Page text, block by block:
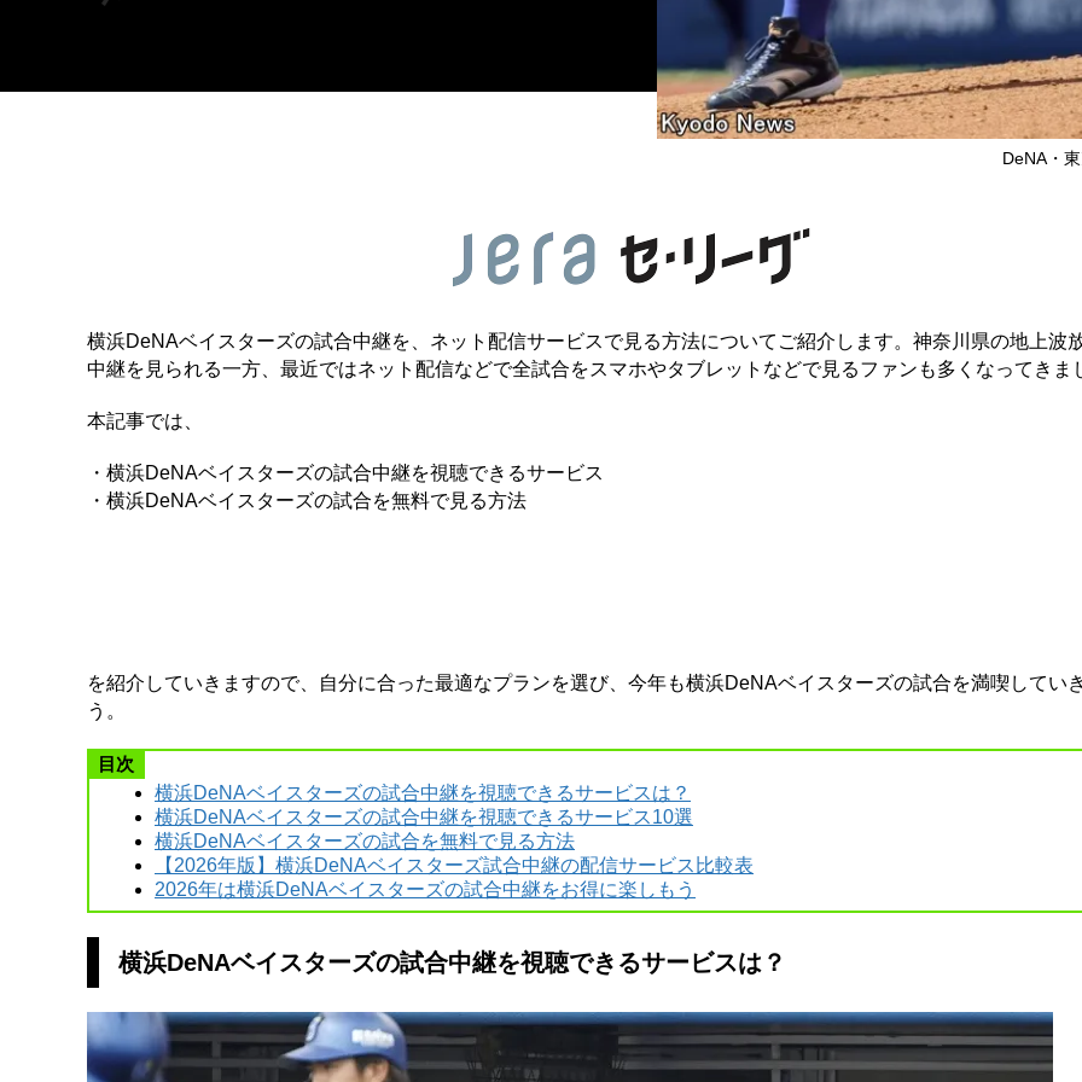
DeNA・
横浜DeNAベイスターズの試合中継を、ネット配信サービスで見る方法についてご紹介します。神奈川県の地上波
中継を見られる一方、最近ではネット配信などで全試合をスマホやタブレットなどで見るファンも多くなってきま
本記事では、
・横浜DeNAベイスターズの試合中継を視聴できるサービス
・横浜DeNAベイスターズの試合を無料で見る方法
を紹介していきますので、自分に合った最適なプランを選び、今年も横浜DeNAベイスターズの試合を満喫してい
う。
目次
横浜DeNAベイスターズの試合中継を視聴できるサービスは？
横浜DeNAベイスターズの試合中継を視聴できるサービス10選
横浜DeNAベイスターズの試合を無料で見る方法
【2026年版】横浜DeNAベイスターズ試合中継の配信サービス比較表
2026年は横浜DeNAベイスターズの試合中継をお得に楽しもう
横浜DeNAベイスターズの試合中継を視聴できるサービスは？